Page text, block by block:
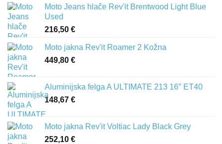
Moto Jeans hlače Rev'it Brentwood Light Blue
Used
216,50 €
Moto jakna Rev'it Roamer 2 Kožna
449,80 €
Aluminijska felga A ULTIMATE 213 16″ ET40
148,67 €
Moto jakna Rev'it Voltiac Lady Black Grey
252,10 €